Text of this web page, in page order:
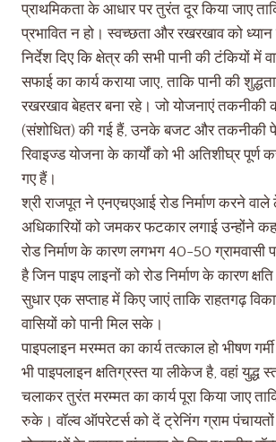
प्राथमिकता के आधार पर तुरंत दूर किया जाए
प्रभावित न हो। स्वच्छता और रखरखाव को
निर्देश दिए कि क्षेत्र की सभी पानी की टंकियों में
सफाई का कार्य कराया जाए, ताकि पानी की
रखरखाव बेहतर बना रहे। जो योजनाएं तकनीकी
(संशोधित) की गई हैं, उनके बजट और तकनीकी
रिवाइज्ड योजना के कार्यों को भी अतिशीघ्र पूर्ण
गए हैं।
श्री राजपूत ने एनएचएआई रोड निर्माण करने
अधिकारियों को जमकर फटकार लगाई उन्होंने कहा
रोड निर्माण के कारण लगभग 40-50 ग्रामवासी
है जिन पाइप लाइनों को रोड निर्माण के कारण
सुधार एक सप्ताह में किए जाएं ताकि राहतगढ़
वासियों को पानी मिल सके।
पाइपलाइन मरम्मत का कार्य तत्काल हो भीषण
भी पाइपलाइन क्षतिग्रस्त या लीकेज है, वहां युद्ध
चलाकर तुरंत मरम्मत का कार्य पूरा किया जाए ताकि
रुके। वॉल्व ऑपरेटर्स को दें ट्रेनिंग ग्राम पंचायतों